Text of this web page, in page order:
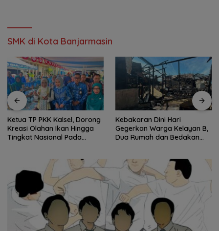
SMK di Kota Banjarmasin
Ketua TP PKK Kalsel, Dorong
Kreasi Olahan Ikan Hingga
Tingkat Nasional Pada
Kebakaran Dini Hari
Gegerkan Warga Kelayan B,
Dua Rumah dan Bedakan